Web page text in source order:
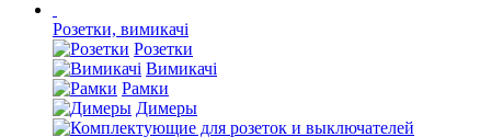
Розетки, вимикачі
Розетки
Вимикачі
Рамки
Димеры